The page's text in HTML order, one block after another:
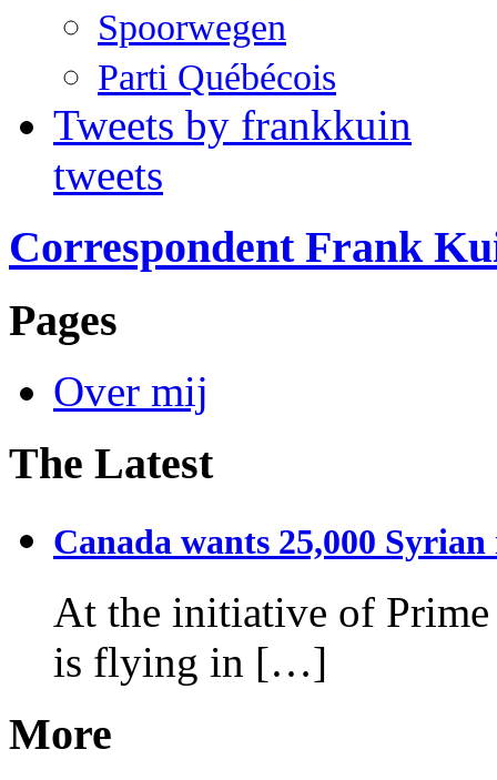
Spoorwegen
Parti Québécois
Tweets by frankkuin
tweets
Correspondent Frank
Pages
Over mij
The Latest
Canada wants 25,000 Syrian
At the initiative of Prime
is flying in […]
More